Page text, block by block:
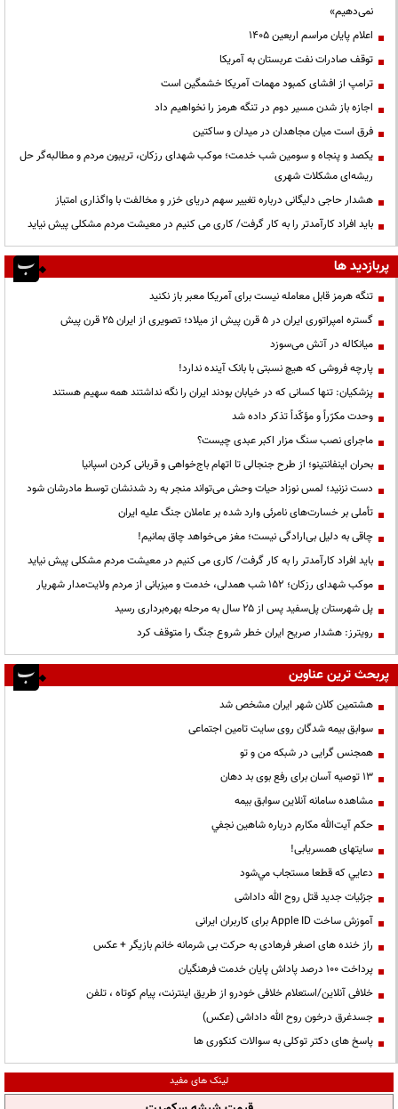
نمی‌دهیم»
اعلام پایان مراسم اربعین ۱۴۰۵
توقف صادرات نفت عربستان به آمریکا
ترامپ از افشای کمبود مهمات آمریکا خشمگین است
اجازه باز شدن مسیر دوم در تنگه هرمز را نخواهیم داد
فرق است میان مجاهدان در میدان و ساکتین
یکصد و پنجاه و سومین شب خدمت؛ موکب شهدای رزکان، تریبون مردم و مطالبه‌گر حل
ریشه‌ای مشکلات شهری
هشدار حاجی دلیگانی درباره تغییر سهم دریای خزر و مخالفت با واگذاری امتیاز
باید افراد کارآمدتر را به کار گرفت/ کاری می کنیم در معیشت مردم مشکلی پیش نیاید
پربازدید ها
تنگه هرمز قابل معامله نیست برای آمریکا معبر باز نکنید
گستره امپراتوری ایران در ۵ قرن پیش از میلاد؛ تصویری از ایران ۲۵ قرن پیش
میانکاله در آتش می‌سوزد
پارچه فروشی که هیچ نسبتی با بانک آینده ندارد!
پزشکیان: تنها کسانی که در خیابان بودند ایران را نگه نداشتند همه سهیم هستند
وحدت مکرّراً و مؤکّداً تذکر داده شد
ماجرای نصب سنگ مزار اکبر عبدی چیست؟
بحران اینفانتینو؛ از طرح جنجالی تا اتهام باج‌خواهی و قربانی کردن اسپانیا
دست نزنید؛ لمس نوزاد حیات وحش می‌تواند منجر به رد شدنشان توسط مادرشان شود
تأملی بر خسارت‌های نامرئی وارد شده بر عاملان جنگ علیه ایران
چاقی به دلیل بی‌ارادگی نیست؛ مغز می‌خواهد چاق بمانیم!
باید افراد کارآمدتر را به کار گرفت/ کاری می کنیم در معیشت مردم مشکلی پیش نیاید
موکب شهدای رزکان؛ ۱۵۲ شب همدلی، خدمت و میزبانی از مردم ولایت‌مدار شهریار
پل شهرستان پل‌سفید پس از ۲۵ سال به مرحله بهره‌برداری رسید
رویترز: هشدار صریح ایران خطر شروع جنگ را متوقف کرد
پربحث ترین عناوین
هشتمین کلان شهر ایران مشخص شد
سوابق بیمه شدگان روی سایت تامین اجتماعی
همجنس گرایی در شبکه من و تو
13 توصیه آسان برای رفع بوی بد دهان
مشاهده سامانه آنلاين سوابق بیمه
حكم آيت‌الله مكارم درباره شاهين نجفي
سایتهای همسریابی!
دعايي كه قطعا مستجاب مي‌شود
جزئیات جدید قتل روح الله داداشی
آموزش ساخت Apple ID برای کاربران ایرانی
راز خنده های اصغر فرهادی به حرکت بی شرمانه خانم بازیگر + عکس
پرداخت ۱۰۰ درصد پاداش پایان خدمت فرهنگیان
خلافی آنلاین/استعلام خلافی خودرو از طریق اینترنت، پیام کوتاه ، تلفن
جسدغرق درخون روح الله داداشی (عکس)
پاسخ های دکتر توکلی به سوالات کنکوری ها
لینک های مفید